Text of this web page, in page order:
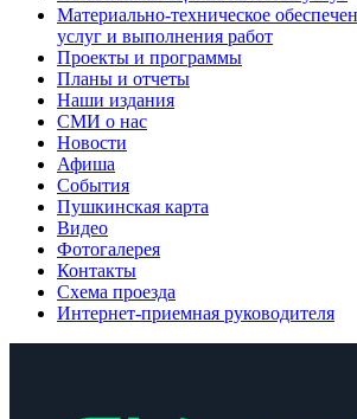
Материально-техническое
услуг и выполнения работ
Проекты и программы
Планы и отчеты
Наши издания
СМИ о нас
Новости
Афиша
События
Пушкинская карта
Видео
Фотогалерея
Контакты
Схема проезда
Интернет-приемная руководителя